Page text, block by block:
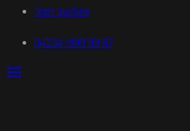
Jetzt buchen
04234 /890 90 87